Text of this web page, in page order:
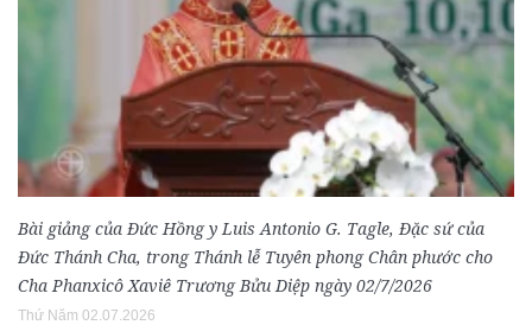
Bài giảng của Đức Hồng y Luis Antonio G. Tagle, Đặc sứ của
Đức Thánh Cha, trong Thánh lễ Tuyên phong Chân phước cho
Cha Phanxicô Xaviê Trương Bửu Diệp ngày 02/7/2026
Thứ Năm 02.07.2026